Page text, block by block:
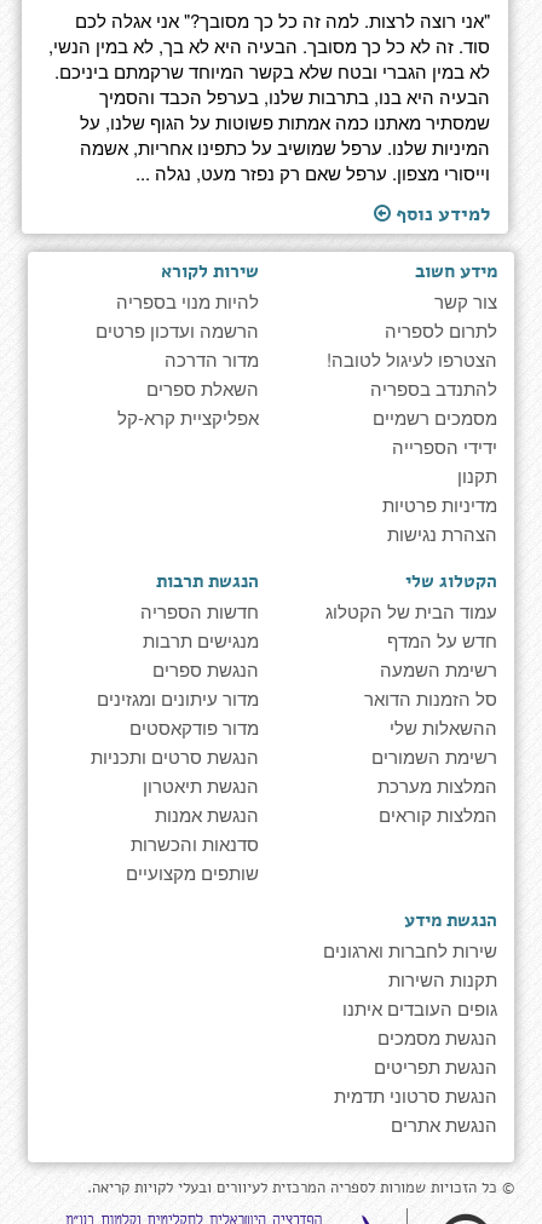
"אני רוצה לרצות. למה זה כל כך מסובך?" אני אגלה לכם
סוד. זה לא כל כך מסובך. הבעיה היא לא בך, לא במין הנשי,
לא במין הגברי ובטח שלא בקשר המיוחד שרקמתם ביניכם.
הבעיה היא בנו, בתרבות שלנו, בערפל הכבד והסמיך
שמסתיר מאתנו כמה אמתות פשוטות על הגוף שלנו, על
המיניות שלנו. ערפל שמושיב על כתפינו אחריות, אשמה
וייסורי מצפון. ערפל שאם רק נפזר מעט, נגלה ...
למידע נוסף
מידע חשוב
צור קשר
לתרום לספריה
הצטרפו לעיגול לטובה!
להתנדב בספריה
מסמכים רשמיים
ידידי הספרייה
תקנון
מדיניות פרטיות
הצהרת נגישות
שירות לקורא
להיות מנוי בספריה
הרשמה ועדכון פרטים
מדור הדרכה
השאלת ספרים
אפליקציית קרא-קל
הקטלוג שלי
עמוד הבית של הקטלוג
חדש על המדף
רשימת השמעה
סל הזמנות הדואר
ההשאלות שלי
רשימת השמורים
המלצות מערכת
המלצות קוראים
הנגשת תרבות
חדשות הספריה
מנגישים תרבות
הנגשת ספרים
מדור עיתונים ומגזינים
מדור פודקאסטים
הנגשת סרטים ותכניות
הנגשת תיאטרון
הנגשת אמנות
סדנאות והכשרות
שותפים מקצועיים
הנגשת מידע
שירות לחברות וארגונים
תקנות השירות
גופים העובדים איתנו
הנגשת מסמכים
הנגשת תפריטים
הנגשת סרטוני תדמית
הנגשת אתרים
© כל הזכויות שמורות לספריה המרכזית לעיוורים ובעלי לקויות קריאה.